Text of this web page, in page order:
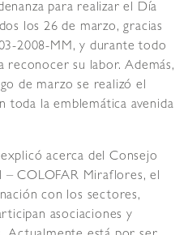
para realizar el Día
los 26 de marzo, gracias
2008-MM, y durante todo
reconocer su labor. Además,
de marzo se realizó el
toda la emblemática avenida
acerca del Consejo
– COLOFAR Miraflores, el
con los sectores,
asociaciones y